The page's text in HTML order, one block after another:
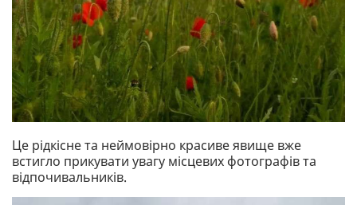
Це рідкісне та неймовірно красиве явище вже
встигло прикувати увагу місцевих фотографів та
відпочивальників.